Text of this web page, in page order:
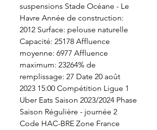
suspensions Stade Océane - Le
Havre Année de construction:
2012 Surface: pelouse naturelle
Capacité: 25178 Affluence
moyenne: 6977 Affluence
maximum: 23264% de
remplissage: 27 Date 20 août
2023 15:00 Compétition Ligue 1
Uber Eats Saison 2023/2024 Phase
Saison Régulière - journée 2
Code HAC-BRE Zone France